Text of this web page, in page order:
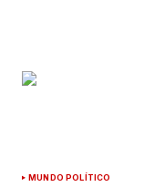
MUNDO POLÍTICO